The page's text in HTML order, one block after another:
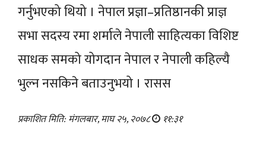
गर्नुभएको थियो । नेपाल प्रज्ञा–प्रतिष्ठानकी प्राज्ञ
सभा सदस्य रमा शर्माले नेपाली साहित्यका विशिष्ट
साधक समको योगदान नेपाल र नेपाली कहिल्यै
भुल्न नसकिने बताउनुभयो । रासस
प्रकाशित मिति: मंगलबार, माघ २५, २०७८ ११:३१